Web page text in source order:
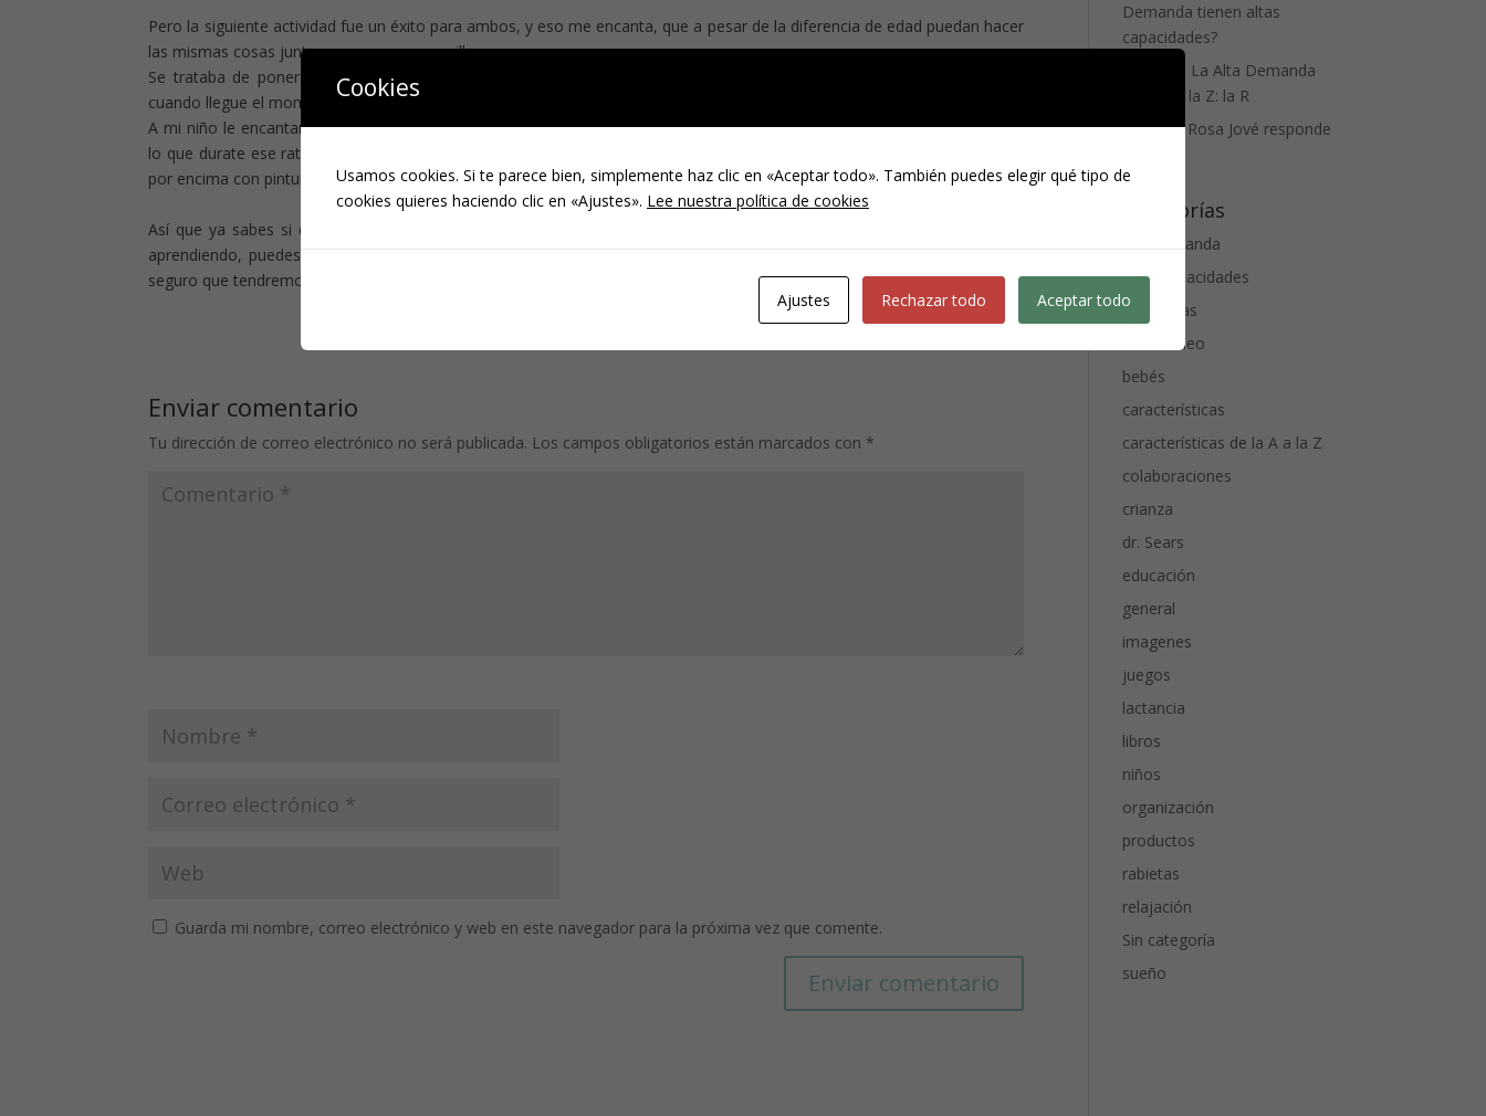
Pero la siguiente actividad fue un éxito para ambos, y eso me encanta, que a pesar de la diferencia de edad puedan hacer
las mismas cosas juntos me parece maravilloso.
Se trataba de poner garbanzos en la letra «S». Es un ejercicio excelente de psicomotricidad fina, imprescindible para
cuando llegue el momento de practicar lectoescritura.
A mi niño le encantan este tipo de actividades, hacemos muchas y variadas y además requieren gran concentración por
lo que durate ese rato está tranquilo y la nena hizo la actividad completa: pegar los garbanzos y después pasar el dedo
por encima con pintura de dedos «sintiendo» el trazo de la letra.
Así que ya sabes si quieres dar a tus hijos un aprendizaje vivencial, en el que sientan y se involucren en lo que están
aprendiendo, puedes apuntarte al curso deJuegos en Familia, y seguir atenta a la páginaDeberes en Familiadonde
seguro que tendremos oportunidad de ver nuevos y fantásticos proyectos como este.
Enviar comentario
Tu dirección de correo electrónico no será publicada. Los campos obligatorios están marcados con *
Guarda mi nombre, correo electrónico y web en este navegador para la próxima vez que comente.
Demanda tienen altas
capacidades?
La Alta Demanda
de la A a la Z: la R
Anaisen Rosa Jové responde
Categorías
alta demanda
altas capacidades
anécdotas
audio video
bebés
características
características de la A a la Z
colaboraciones
crianza
dr. Sears
educación
general
imagenes
juegos
lactancia
libros
niños
organización
productos
rabietas
relajación
Sin categoría
sueño
Cookies
Usamos cookies. Si te parece bien, simplemente haz clic en «Aceptar todo». También puedes elegir qué tipo de
cookies quieres haciendo clic en «Ajustes». Lee nuestra política de cookies
Ajustes Rechazar todo Aceptar todo